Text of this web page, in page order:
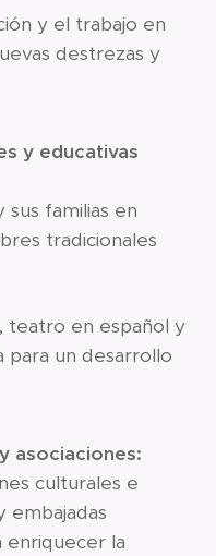
y el trabajo en
destrezas y
y educativas
sus familias en
tradicionales
teatro en español y
para un desarrollo
asociaciones:
culturales e
embajadas
enriquecer la